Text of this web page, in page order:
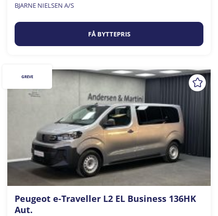
BJARNE NIELSEN A/S
FÅ BYTTEPRIS
Peugeot e-Traveller L2 EL Business 136HK
Aut.
GREVE